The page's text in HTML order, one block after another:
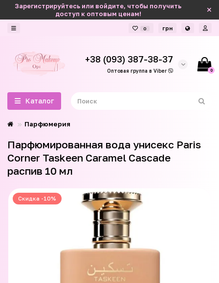
Зарегистрируйтесь или войдите, чтобы получить
доступ к оптовым ценам!
0 грн
+38 (093) 387-38-37
Оптовая группа в Viber 0
Каталог
Парфюмерия
Парфюмированная вода унисекс Paris
Corner Taskeen Caramel Cascade
распив 10 мл
Скидка -10%